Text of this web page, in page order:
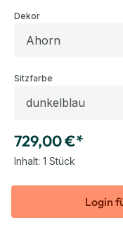
Dekorauswählen
Sitzfarbe
729,00 €*
Inhalt: 1 Stück
Login